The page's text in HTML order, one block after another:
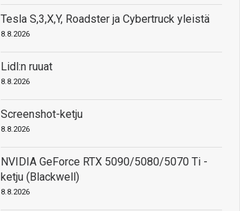
Tesla S,3,X,Y, Roadster ja Cybertruck yleistä
8.8.2026
Lidl:n ruuat
8.8.2026
Screenshot-ketju
8.8.2026
NVIDIA GeForce RTX 5090/5080/5070 Ti -
ketju (Blackwell)
8.8.2026